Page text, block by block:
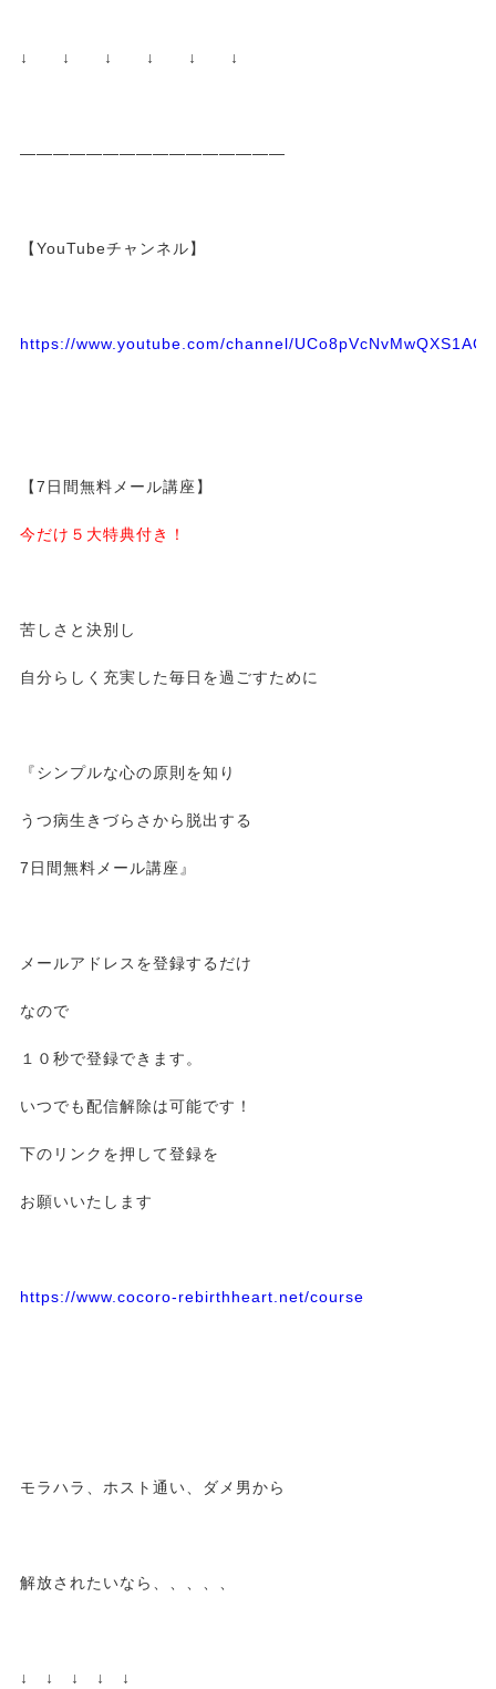
↓ ↓ ↓ ↓ ↓ ↓
————————————————
【YouTubeチャンネル】
https://www.youtube.com/channel/
【7日間無料メール講座】
今だけ５大特典付き！
苦しさと決別し
自分らしく充実した毎日を過ごすために
『シンプルな心の原則を知り
うつ病生きづらさから脱出する
7日間無料メール講座』
メールアドレスを登録するだけ
なので
１０秒で登録できます。
いつでも配信解除は可能です！
下のリンクを押して登録を
お願いいたします
https://www.cocoro-rebirthheart.net/course
モラハラ、ホスト通い、ダメ男から
解放されたいなら、、、、、
↓ ↓ ↓ ↓ ↓